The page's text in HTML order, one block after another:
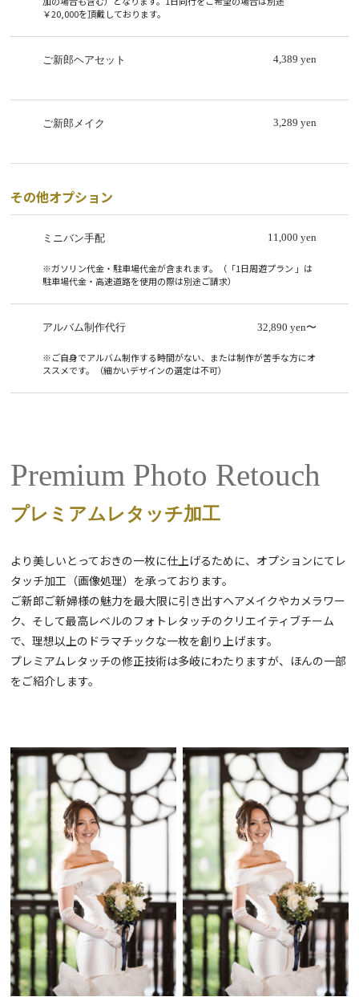
￥20,000を頂戴しております。
ご新郎ヘアセット 4,389 yen
ご新郎メイク 3,289 yen
その他オプション
ミニバン手配 11,000 yen
※ガソリン代金・駐車場代金が含まれます。（「1日周遊プラン 」は
駐車場代金・高速道路を使用の際は別途ご請求）
アルバム制作代行 32,890 yen〜
※ご自身でアルバム制作する時間がない、または制作が苦手な方にオ
ススメです。（細かいデザインの選定は不可）
Premium Photo Retouch
プレミアムレタッチ加工
より美しいとっておきの一枚に仕上げるために、オプションにてレ
タッチ加工（画像処理）を承っております。
ご新郎ご新婦様の魅力を最大限に引き出すヘアメイクやカメラワー
ク、そして最高レベルのフォトレタッチのクリエイティブチーム
で、理想以上のドラマチックな一枚を創り上げます。
プレミアムレタッチの修正技術は多岐にわたりますが、ほんの一部
をご紹介します。